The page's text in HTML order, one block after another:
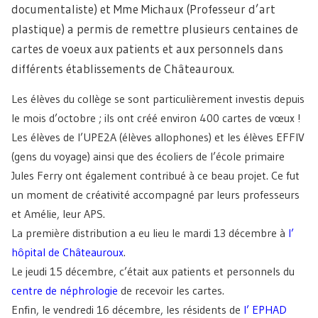
documentaliste) et Mme Michaux (Professeur d’art
plastique) a permis de remettre plusieurs centaines de
cartes de voeux aux patients et aux personnels dans
différents établissements de Châteauroux.
Les élèves du collège se sont particulièrement investis depuis
le mois d’octobre ; ils ont créé environ 400 cartes de vœux !
Les élèves de l’UPE2A (élèves allophones) et les élèves EFFIV
(gens du voyage) ainsi que des écoliers de l’école primaire
Jules Ferry ont également contribué à ce beau projet. Ce fut
un moment de créativité accompagné par leurs professeurs
et Amélie, leur APS.
La première distribution a eu lieu le mardi 13 décembre à l’
hôpital de Châteauroux.
Le jeudi 15 décembre, c’était aux patients et personnels du
centre de néphrologie de recevoir les cartes.
Enfin, le vendredi 16 décembre, les résidents de l’ EPHAD